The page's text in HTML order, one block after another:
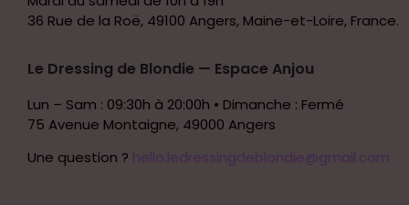
36 Rue de la Roë, 49100 Angers, Maine-et-Loire, France.
Le Dressing de Blondie — Espace Anjou
Lun – Sam : 09:30h à 20:00h • Dimanche : Fermé
75 Avenue Montaigne, 49000 Angers
Une question ? hello.ledressingdeblondie@gmail.com